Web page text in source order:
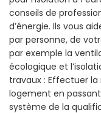
conseils de
d’énergie. Ils vous
par personne, de
par exemple la
écologique et
travaux : Effectuer
logement en passant
système de la